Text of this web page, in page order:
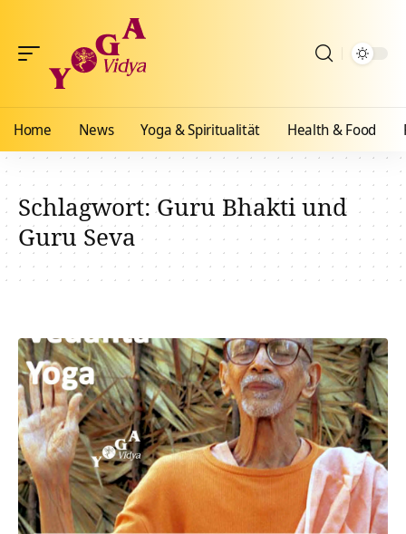
Home News Yoga & Spiritualität Health & Food
Schlagwort:Guru Bhakti und
Guru Seva